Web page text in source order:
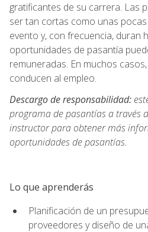
gratificantes de su carrera. Las
ser tan cortas como unas
evento y, con frecuencia, duran
oportunidades de pasantía
remuneradas. En muchos
conducen al empleo.
Descargo de responsabilidad:
programa de pasantías a través
instructor para obtener más
oportunidades de pasantías.
Lo que aprenderás
Planificación de un
proveedores y diseño de